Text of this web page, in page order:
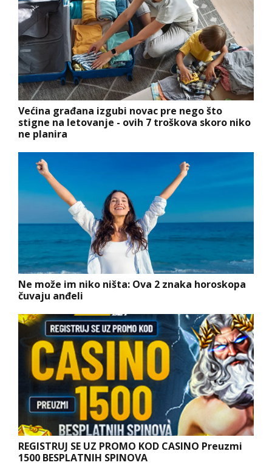
Većina građana izgubi novac pre nego što
stigne na letovanje - ovih 7 troškova skoro niko
ne planira
Ne može im niko ništa: Ova 2 znaka horoskopa
čuvaju anđeli
REGISTRUJ SE UZ PROMO KOD CASINO Preuzmi
1500 BESPLATNIH SPINOVA